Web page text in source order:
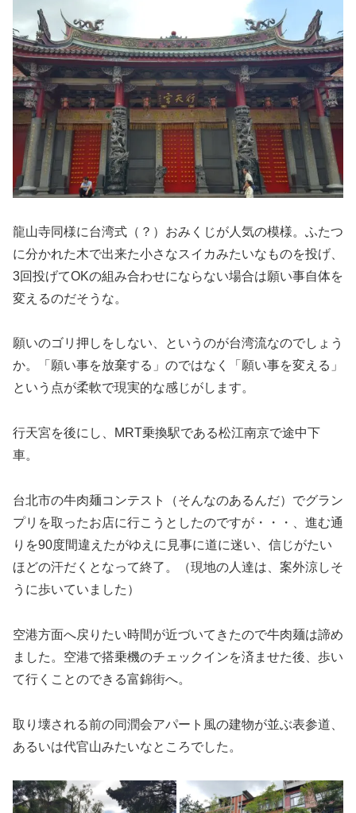
龍山寺同様に台湾式（？）おみくじが人気の模様。ふたつ
に分かれた木で出来た小さなスイカみたいなものを投げ、
3回投げてOKの組み合わせにならない場合は願い事自体を
変えるのだそうな。
願いのゴリ押しをしない、というのが台湾流なのでしょう
か。「願い事を放棄する」のではなく「願い事を変える」
という点が柔軟で現実的な感じがします。
行天宮を後にし、MRT乗換駅である松江南京で途中下
車。
台北市の牛肉麺コンテスト（そんなのあるんだ）でグラン
プリを取ったお店に行こうとしたのですが・・・、進む通
りを90度間違えたがゆえに見事に道に迷い、信じがたい
ほどの汗だくとなって終了。（現地の人達は、案外涼しそ
うに歩いていました）
空港方面へ戻りたい時間が近づいてきたので牛肉麺は諦め
ました。空港で搭乗機のチェックインを済ませた後、歩い
て行くことのできる富錦街へ。
取り壊される前の同潤会アパート風の建物が並ぶ表参道、
あるいは代官山みたいなところでした。